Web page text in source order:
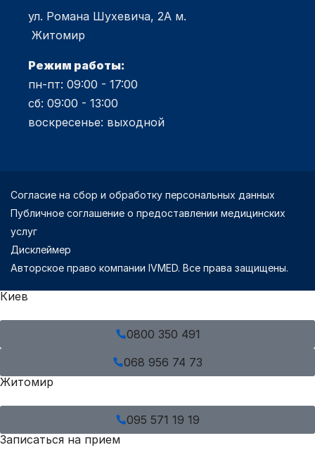
ул. Романа Шухевича, 2А м.
Житомир
Режим работы:
пн-пт: 09:00 - 17:00
сб: 09:00 - 13:00
воскресенье: выходной
Согласие на сбор и обработку персональных данных
Публичное соглашение о предоставлении медицинских
услуг
Дисклеймер
Авторское право компании IVMED. Все права защищены.
Киев
0800 350 491
068 956 74 73
Житомир
095 571 19 19
Записаться на прием